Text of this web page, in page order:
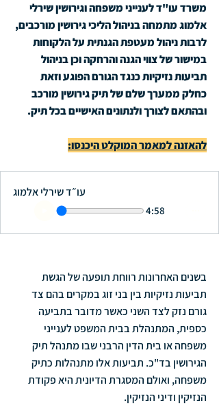
משרד עו"ד לענייני משפחה וגירושין שירלי
אלמוג מתמחה בניהול הליכי גירושין מורכבים,
לרבות ניהול מעטפת הגנתית על הלקוחות
במישור של צווי הגנה והרחקה וכן בניהול
תביעות נזיקיות כנגד הגורם הפוגע וזאת
כחלק ממערך שלם של תיק גירושין מורכב
ובהתאם לצורך ולנתונים האישיים בכל תיק.
להאזנה למאמר המוקלט היכנסו:
עו״ד שירלי אלמוג
4:58
בשנים האחרונות רווחת תופעה של הגשת
תביעות נזיקיות בין בני זוג במקרים בהם צד
גורם נזק לצד השני כאשר מדובר בתביעה
כספית, המתנהלת בבית המשפט לענייני
משפחה או בית הדין הרבני שבו מתנהל תיק
הגירושין בד"כ. תביעות אלו מתנהלות כתיק
משפחה, ואולם המסגרת הדיונית היא פקודת
הנזיקין ודיני הנזיקין.